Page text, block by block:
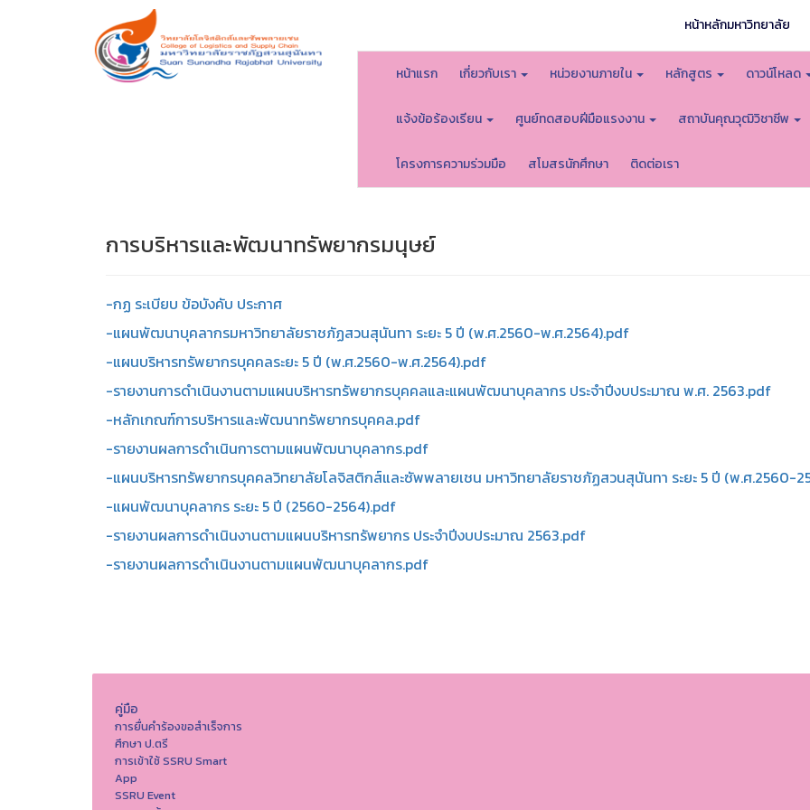
หน้าหลักมหาวิทยาลัย
หน้าแรก เกี่ยวกับเรา หน่วยงานภายใน หลักสูตร ดาวน์โหลด
แจ้งข้อร้องเรียน ศูนย์ทดสอบฝีมือแรงงาน สถาบันคุณวุฒิวิชาชีพ
โครงการความร่วมมือ สโมสรนักศึกษา ติดต่อเรา
การบริหารและพัฒนาทรัพยากรมนุษย์
-กฏ ระเบียบ ข้อบังคับ ประกาศ
-แผนพัฒนาบุคลากรมหาวิทยาลัยราชภัฏสวนสุนันทา ระยะ 5 ปี (พ.ศ.2560-พ.ศ.2564).pdf
-แผนบริหารทรัพยากรบุคคลระยะ 5 ปี (พ.ศ.2560-พ.ศ.2564).pdf
-รายงานการดำเนินงานตามแผนบริหารทรัพยากรบุคคลและแผนพัฒนาบุคลากร ประจำปีงบประมาณ พ.ศ. 2563.pdf
-หลักเกณฑ์การบริหารและพัฒนาทรัพยากรบุคคล.pdf
-รายงานผลการดําเนินการตามแผนพัฒนาบุคลากร.pdf
-แผนบริหารทรัพยากรบุคคลวิทยาลัยโลจิสติกส์และซัพพลายเชน มหาวิทยาลัยราชภัฏสวนสุนันทา ระยะ 5 ปี (พ.ศ.2560-
-แผนพัฒนาบุคลากร ระยะ 5 ปี (2560-2564).pdf
-รายงานผลการดำเนินงานตามแผนบริหารทรัพยากร ประจำปีงบประมาณ 2563.pdf
-รายงานผลการดำเนินงานตามแผนพัฒนาบุคลากร.pdf
คู่มือ
การยื่นคำร้องขอสำเร็จการ
ศึกษา ป.ตรี
การเข้าใช้ SSRU Smart
App
SSRU Event